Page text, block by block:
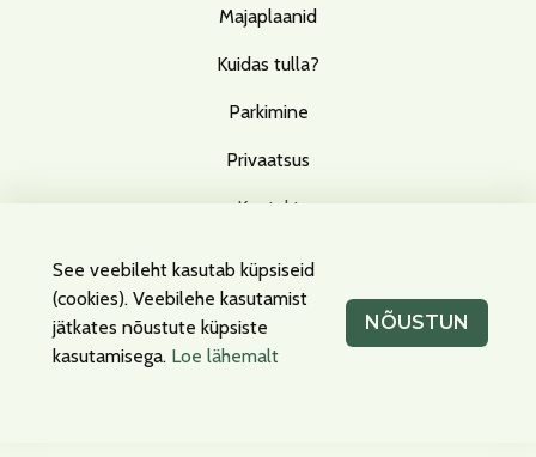
Majaplaanid
Kuidas tulla?
Parkimine
Privaatsus
Kontakt
Instagram
See veebileht kasutab küpsiseid
(cookies). Veebilehe kasutamist
jätkates nõustute küpsiste
kasutamisega. Loe lähemalt
NÕUSTUN